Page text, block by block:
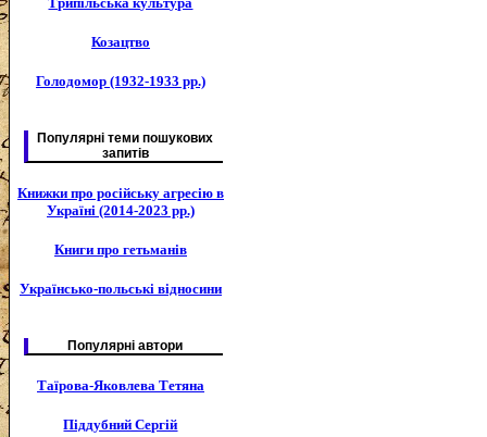
Козацтво
Голодомор (1932-1933 рр.)
Популярні теми пошукових
запитів
Книжки про російську агресію в
Україні (2014-2023 рр.)
Книги про гетьманів
Українсько-польські відносини
Популярні автори
Таїрова-Яковлева Тетяна
Піддубний Сергій